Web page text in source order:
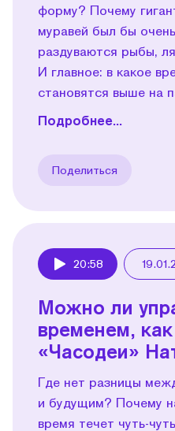
форму? Почему
муравей был бы
раздуваются рыбы,
И главное: в какое
становятся выше на
Подробнее...
Поделиться
20:58
Можно ли
временем,
«Часодеи»
Где нет разницы
и будущим? Почему
время течет чуть-